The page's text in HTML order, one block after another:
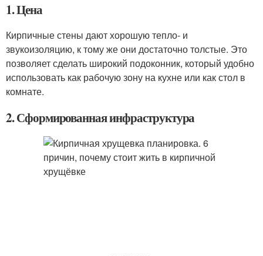
1. Цена
Кирпичные стены дают хорошую тепло- и
звукоизоляцию, к тому же они достаточно толстые. Это
позволяет сделать широкий подоконник, который удобно
использовать как рабочую зону на кухне или как стол в
комнате.
2. Сформированная инфраструктура